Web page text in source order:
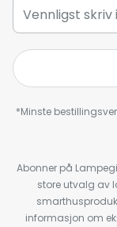
*Minste
Abonner på
store utvalg av
informasjon om